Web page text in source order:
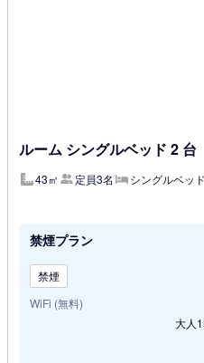
ルーム シングルベッド 2 台
43㎡ 定員3名 シングルベッ
禁煙プラン
禁煙
WiFi (無料)
大人